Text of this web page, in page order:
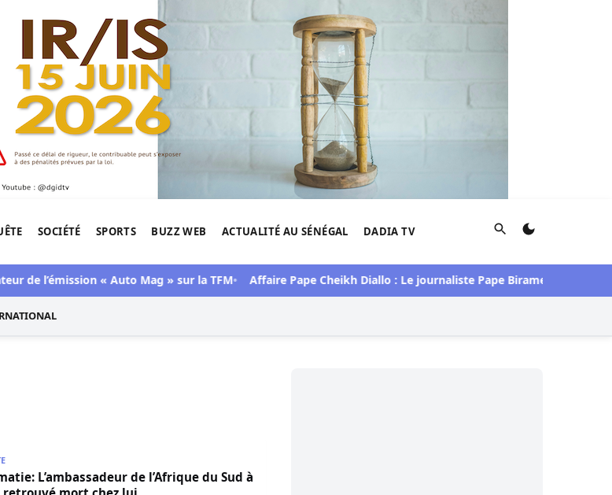
SOCIÉTÉ SPORTS BUZZ WEB ACTUALITÉ AU SÉNÉGAL DADIA TV Rechercher
l’émission « Auto Mag » sur la TFM Affaire Pape Cheikh Diallo : Le journaliste Pape Birame Bigué Ndiaye
L’ambassadeur de l’Afrique du Sud à